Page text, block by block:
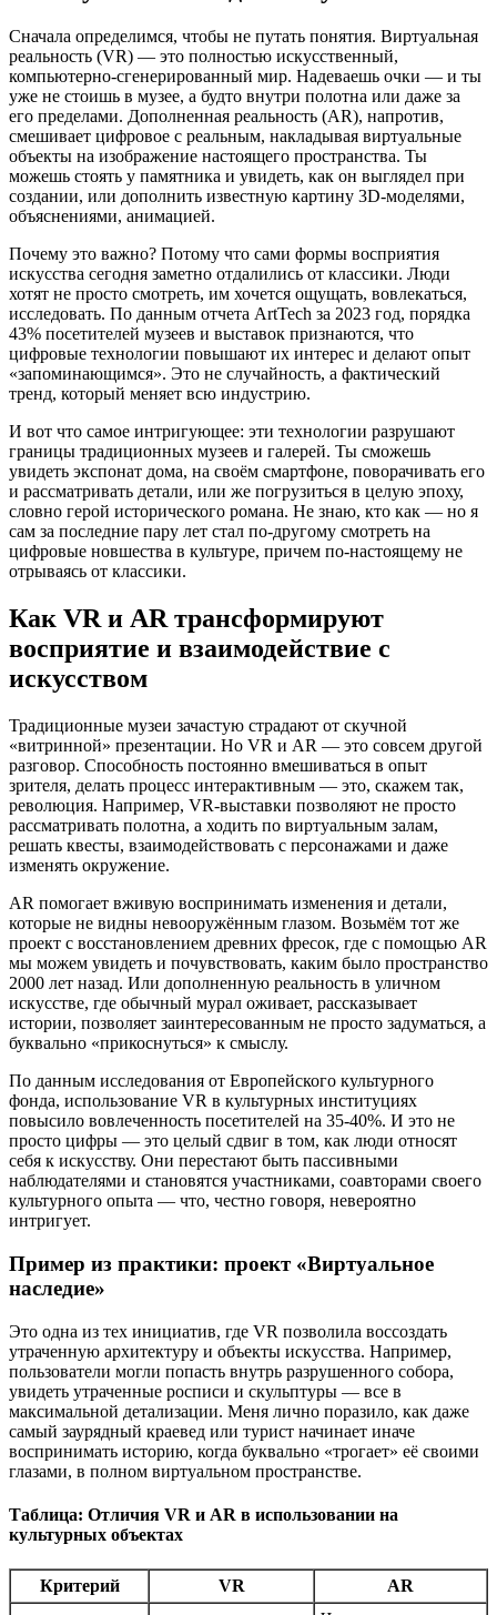
Сначала определимся, чтобы не путать понятия. Виртуальная
реальность (VR) — это полностью искусственный,
компьютерно-сгенерированный мир. Надеваешь очки — и ты
уже не стоишь в музее, а будто внутри полотна или даже за
его пределами. Дополненная реальность (AR), напротив,
смешивает цифровое с реальным, накладывая виртуальные
объекты на изображение настоящего пространства. Ты
можешь стоять у памятника и увидеть, как он выглядел при
создании, или дополнить известную картину 3D-моделями,
объяснениями, анимацией.
Почему это важно? Потому что сами формы восприятия
искусства сегодня заметно отдалились от классики. Люди
хотят не просто смотреть, им хочется ощущать, вовлекаться,
исследовать. По данным отчета ArtTech за 2023 год, порядка
43% посетителей музеев и выставок признаются, что
цифровые технологии повышают их интерес и делают опыт
«запоминающимся». Это не случайность, а фактический
тренд, который меняет всю индустрию.
И вот что самое интригующее: эти технологии разрушают
границы традиционных музеев и галерей. Ты сможешь
увидеть экспонат дома, на своём смартфоне, поворачивать его
и рассматривать детали, или же погрузиться в целую эпоху,
словно герой исторического романа. Не знаю, кто как — но я
сам за последние пару лет стал по-другому смотреть на
цифровые новшества в культуре, причем по-настоящему не
отрываясь от классики.
Как VR и AR трансформируют
восприятие и взаимодействие с
искусством
Традиционные музеи зачастую страдают от скучной
«витринной» презентации. Но VR и AR — это совсем другой
разговор. Способность постоянно вмешиваться в опыт
зрителя, делать процесс интерактивным — это, скажем так,
революция. Например, VR-выставки позволяют не просто
рассматривать полотна, а ходить по виртуальным залам,
решать квесты, взаимодействовать с персонажами и даже
изменять окружение.
AR помогает вживую воспринимать изменения и детали,
которые не видны невооружённым глазом. Возьмём тот же
проект с восстановлением древних фресок, где с помощью AR
мы можем увидеть и почувствовать, каким было пространство
2000 лет назад. Или дополненную реальность в уличном
искусстве, где обычный мурал оживает, рассказывает
истории, позволяет заинтересованным не просто задуматься, а
буквально «прикоснуться» к смыслу.
По данным исследования от Европейского культурного
фонда, использование VR в культурных институциях
повысило вовлеченность посетителей на 35-40%. И это не
просто цифры — это целый сдвиг в том, как люди относят
себя к искусству. Они перестают быть пассивными
наблюдателями и становятся участниками, соавторами своего
культурного опыта — что, честно говоря, невероятно
интригует.
Пример из практики: проект «Виртуальное
наследие»
Это одна из тех инициатив, где VR позволила воссоздать
утраченную архитектуру и объекты искусства. Например,
пользователи могли попасть внутрь разрушенного собора,
увидеть утраченные росписи и скульптуры — все в
максимальной детализации. Меня лично поразило, как даже
самый заурядный краевед или турист начинает иначе
воспринимать историю, когда буквально «трогает» её своими
глазами, в полном виртуальном пространстве.
Таблица: Отличия VR и AR в использовании на
культурных объектах
Критерий VR
AR